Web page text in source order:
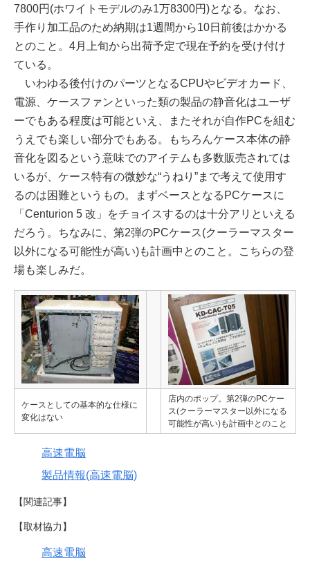
7800円(ホワイトモデルのみ1万8300円)となる。なお、
手作り加工品のため納期は1週間から10日前後はかかる
とのこと。4月上旬から出荷予定で現在予約を受け付け
ている。
いわゆる後付けのパーツとなるCPUやビデオカード、
電源、ケースファンといった類の製品の静音化はユーザ
ーでもある程度は可能といえ、またそれが自作PCを組む
うえでも楽しい部分でもある。もちろんケース本体の静
音化を図るという意味でのアイテムも多数販売されては
いるが、ケース特有の微妙な“うねり”まで考えて使用す
るのは困難というもの。まずベースとなるPCケースに
「Centurion 5 改」をチョイスするのは十分アリといえる
だろう。ちなみに、第2弾のPCケース(クーラーマスター
以外になる可能性が高い)も計画中とのこと。こちらの登
場も楽しみだ。
ケースとしての基本的な仕様に
変化はない
店内のポップ。第2弾のPCケー
ス(クーラーマスター以外になる
可能性が高い)も計画中とのこと
高速電脳
製品情報(高速電脳)
【関連記事】
【取材協力】
高速電脳